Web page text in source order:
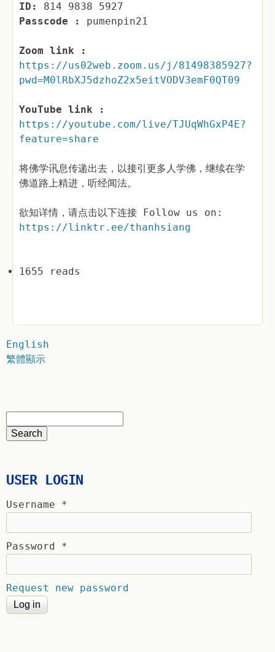
ID: 814 9838 5927
Passcode : pumenpin21
Zoom link :
https://us02web.zoom.us/j/81498385927?
pwd=M0lRbXJ5dzhoZ2x5eitVODV3emF0QT09
YouTube link :
https://youtube.com/live/TJUqWhGxP4E?
feature=share
将佛学讯息传递出去，以接引更多人学佛，继续在学
佛道路上精进，听经闻法。
欲知详情，请点击以下连接 Follow us on:
https://linktr.ee/thanhsiang
1655 reads
English
繁體顯示
USER LOGIN
Username *
Password *
Request new password